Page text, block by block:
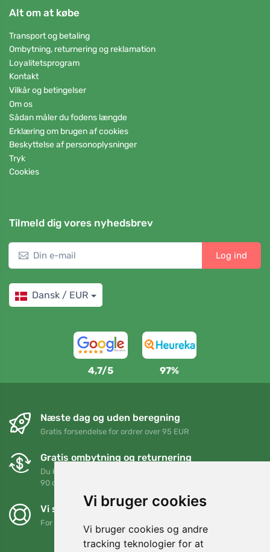
Vi bruger cookies
Vi bruger cookies og andre
tracking teknologier for at
Alt om at købe
Transport og betaling
Ombytning, returnering og reklamation
Loyalitetsprogram
Kontakt
Vilkår og betingelser
Om os
Sådan måler du fodens længde
Erklæring om brugen af cookies
Beskyttelse af personoplysninger
Tryk
Cookies
Tilmeld dig vores nyhedsbrev
Log ind
Dansk / EUR
4,7/5 97%
Næste dag og uden beregning
Gratis forsendelse for ordrer over 95 EUR
Gratis ombytning og returnering
Du kan returnere eller bytte din ordre når som helst inden for
90 dage
Vi støtter Trees.org
For hver ordre planter vi et træ! Læs mere